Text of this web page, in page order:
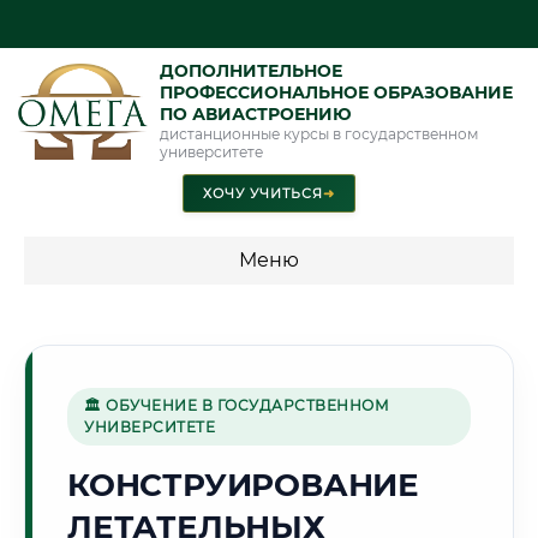
ДОПОЛНИТЕЛЬНОЕ
ПРОФЕССИОНАЛЬНОЕ ОБРАЗОВАНИЕ
ПО АВИАСТРОЕНИЮ
дистанционные курсы в государственном
университете
ХОЧУ УЧИТЬСЯ➜
Меню
🌾
Г. БАРНАУЛ
🏛 ОБУЧЕНИЕ В ГОСУДАРСТВЕННОМ
УНИВЕРСИТЕТЕ
КОНСТРУИРОВАНИЕ
ЛЕТАТЕЛЬНЫХ